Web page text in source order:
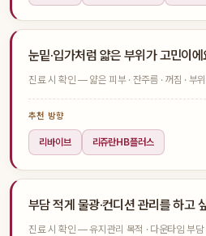
눈밑·입가처럼 얇은 부위가 고민이에
진료 시 확인 — 얇은 피부 · 잔주름 · 꺼짐 · 부
추천 방향
리바이브 리쥬란HB플러스
부담 적게 물광·컨디션 관리를 하고
진료 시 확인 — 유지관리 목적 · 다운타임 부담